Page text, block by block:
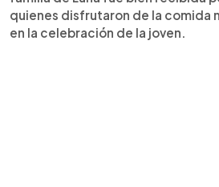
quienes disfrutaron de la comida
en la celebración de la joven.